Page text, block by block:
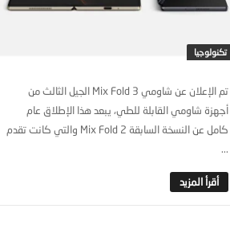
تكنولوجيا
تم الإعلان عن شاومي Mix Fold 3 الجيل الثالث من
أجهزة شاومي القابلة للطي، يبعد هذا الإطلاق عام
كامل عن النسخة السابقة Mix Fold 2 والتي كانت تقدم
...